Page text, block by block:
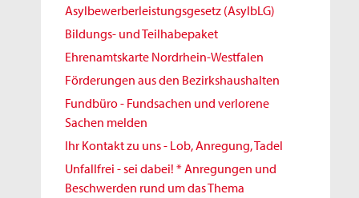
Asylbewerberleistungsgesetz (AsylbLG)
Bildungs- und Teilhabepaket
Ehrenamtskarte Nordrhein-Westfalen
Förderungen aus den Bezirkshaushalten
Fundbüro - Fundsachen und verlorene
Sachen melden
Ihr Kontakt zu uns - Lob, Anregung, Tadel
Unfallfrei - sei dabei! * Anregungen und
Beschwerden rund um das Thema